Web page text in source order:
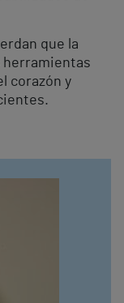
que la
herramientas
corazón y